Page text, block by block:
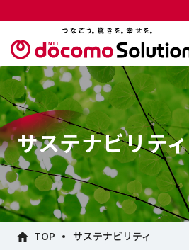
サステナビリティ
TOP サステナビリティ